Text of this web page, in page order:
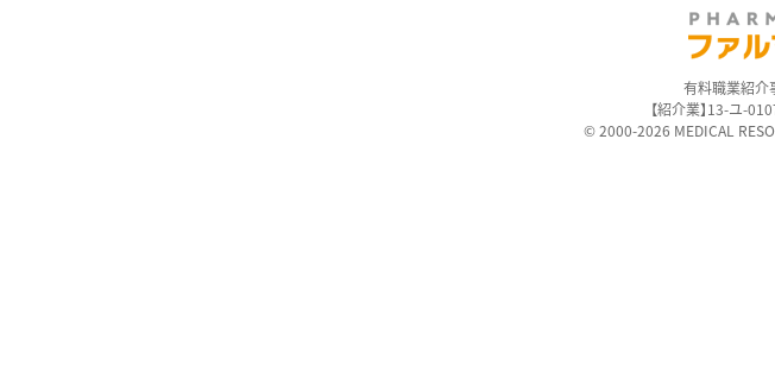
有料職業紹介
【紹介業】13-ユ-
© 2000-2026 MEDICAL